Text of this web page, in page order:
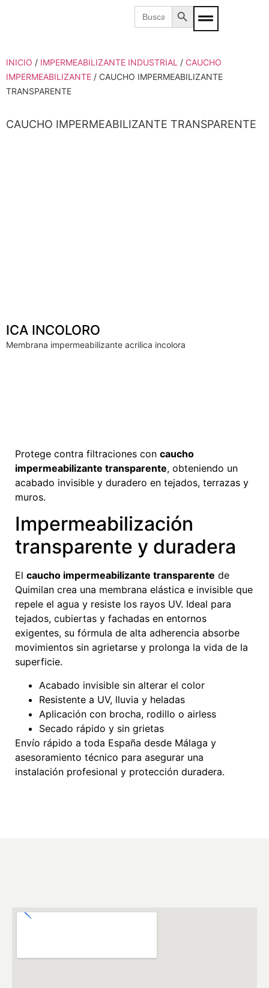
Buscar: Botón de búsqueda
INICIO / IMPERMEABILIZANTE INDUSTRIAL / CAUCHO
IMPERMEABILIZANTE / CAUCHO IMPERMEABILIZANTE
TRANSPARENTE
CAUCHO IMPERMEABILIZANTE TRANSPARENTE
ICA INCOLORO
Membrana impermeabilizante acrilica incolora
Protege contra filtraciones con caucho
impermeabilizante transparente, obteniendo un
acabado invisible y duradero en tejados, terrazas y
muros.
Impermeabilización
transparente y duradera
El caucho impermeabilizante transparente de
Quimilan crea una membrana elástica e invisible que
repele el agua y resiste los rayos UV. Ideal para
tejados, cubiertas y fachadas en entornos
exigentes, su fórmula de alta adherencia absorbe
movimientos sin agrietarse y prolonga la vida de la
superficie.
Acabado invisible sin alterar el color
Resistente a UV, lluvia y heladas
Aplicación con brocha, rodillo o airless
Secado rápido y sin grietas
Envío rápido a toda España desde Málaga y
asesoramiento técnico para asegurar una
instalación profesional y protección duradera.